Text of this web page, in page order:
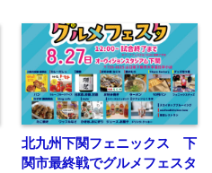
北九州下関フェニックス 下
関市最終戦でグルメフェスタ